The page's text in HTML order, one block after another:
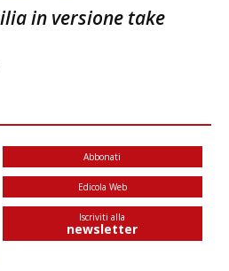
in versione take
Abbonati
Edicola Web
Iscriviti alla
newsletter